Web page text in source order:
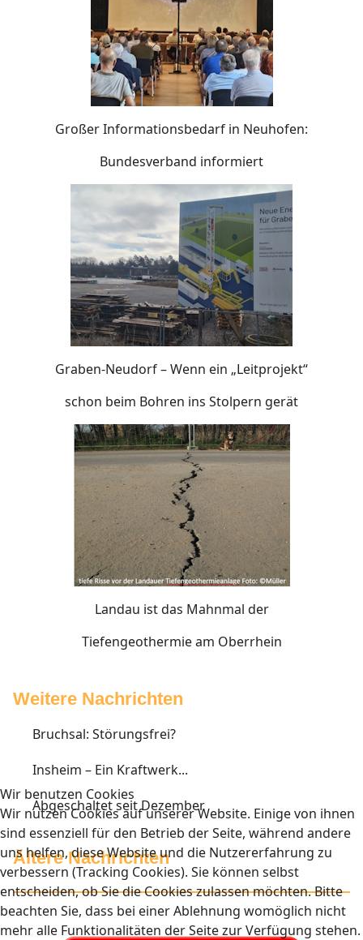
Großer Informationsbedarf in Neuhofen:
Bundesverband informiert
Graben-Neudorf – Wenn ein „Leitprojekt“
schon beim Bohren ins Stolpern gerät
Landau ist das Mahnmal der
Tiefengeothermie am Oberrhein
Weitere Nachrichten
Bruchsal: Störungsfrei?
Insheim – Ein Kraftwerk...
Abgeschaltet seit Dezember
Ältere Nachrichten
Wir benutzen Cookies
Wir nutzen Cookies auf unserer Website. Einige von ihnen
sind essenziell für den Betrieb der Seite, während andere
uns helfen, diese Website und die Nutzererfahrung zu
verbessern (Tracking Cookies). Sie können selbst
entscheiden, ob Sie die Cookies zulassen möchten. Bitte
beachten Sie, dass bei einer Ablehnung womöglich nicht
mehr alle Funktionalitäten der Seite zur Verfügung stehen.